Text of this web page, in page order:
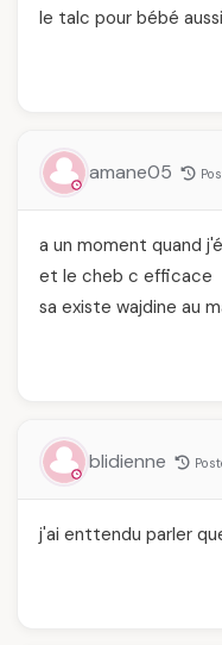
le talc pour bébé
amane05
a un moment quand
et le cheb c efficace
sa existe wajdine au
blidienne
j'ai enttendu parler